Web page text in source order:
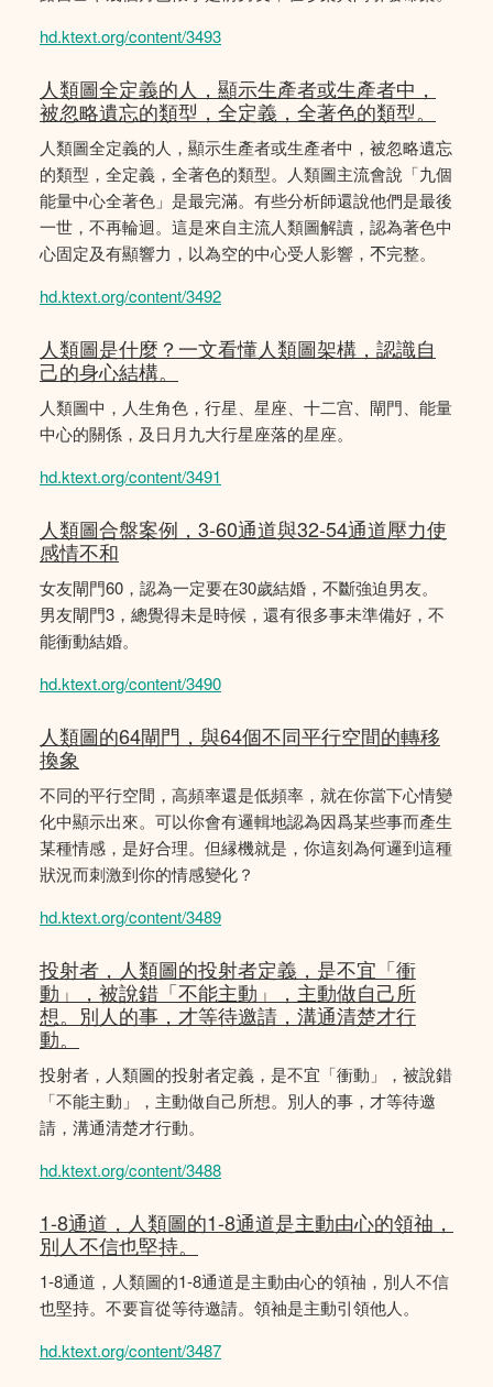
hd.ktext.org/content/3493
人類圖全定義的人，顯示生產者或生產者中，
被忽略遺忘的類型，全定義，全著色的類型。
人類圖全定義的人，顯示生產者或生產者中，被忽略遺忘
的類型，全定義，全著色的類型。人類圖主流會說「九個
能量中心全著色」是最完滿。有些分析師還說他們是最後
一世，不再輪迴。這是來自主流人類圖解讀，認為著色中
心固定及有顯響力，以為空的中心受人影響，𣎴完整。
hd.ktext.org/content/3492
人類圖是什麼？一文看懂人類圖架構，認識自
己的身心結構。
人類圖中，人生角色，行星、星座、十二宫、閘門、能量
中心的關係，及日月九大行星座落的星座。
hd.ktext.org/content/3491
人類圖合盤案例，3-60通道與32-54通道壓力使
感情不和
女友閘門60，認為一定要在30歲結婚，不斷強迫男友。
男友閘門3，總覺得未是時候，還有很多事未準備好，不
能衝動結婚。
hd.ktext.org/content/3490
人類圖的64閘門，與64個不同平行空間的轉移
換象
不同的平行空間，高頻率還是低頻率，就在你當下心情變
化中顯示出來。可以你會有邏輯地認為因爲某些事而產生
某種情感，是好合理。但縁機就是，你這刻為何邏到這種
狀況而刺激到你的情感變化？
hd.ktext.org/content/3489
投射者，人類圖的投射者定義，是不宜「衝
動」，被說錯「不能主動」，主動做自己所
想。別人的事，才等待邀請，溝通清楚才行
動。
投射者，人類圖的投射者定義，是不宜「衝動」，被說錯
「不能主動」，主動做自己所想。別人的事，才等待邀
請，溝通清楚才行動。
hd.ktext.org/content/3488
1-8通道，人類圖的1-8通道是主動由心的領䄂，
別人不信也堅持。
1-8通道，人類圖的1-8通道是主動由心的領䄂，別人不信
也堅持。不要盲從等待邀請。領袖是主動引領他人。
hd.ktext.org/content/3487